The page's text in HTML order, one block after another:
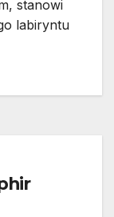
stanowi
labiryntu